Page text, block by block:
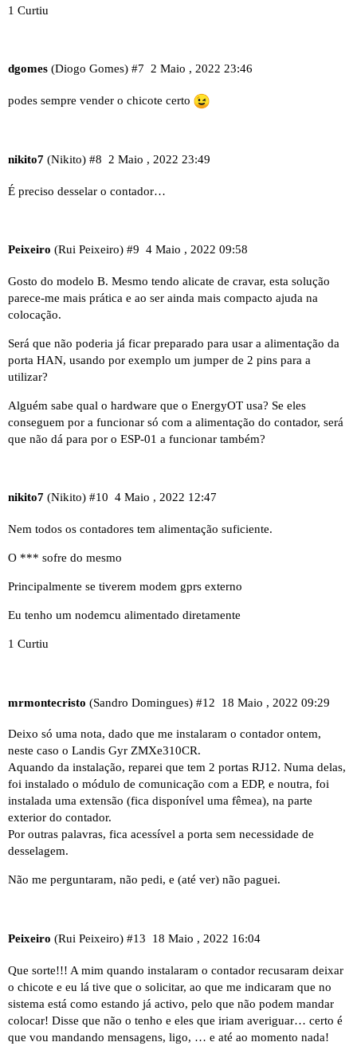
1 Curtiu
dgomes (Diogo Gomes) 2 Maio , 2022 23:46
#7
podes sempre vender o chicote certo
nikito7 (Nikito) 2 Maio , 2022 23:49
#8
É preciso desselar o contador…
Peixeiro (Rui Peixeiro) 4 Maio , 2022 09:58
#9
Gosto do modelo B. Mesmo tendo alicate de cravar, esta solução
parece-me mais prática e ao ser ainda mais compacto ajuda na
colocação.
Será que não poderia já ficar preparado para usar a alimentação da
porta HAN, usando por exemplo um jumper de 2 pins para a
utilizar?
Alguém sabe qual o hardware que o EnergyOT usa? Se eles
conseguem por a funcionar só com a alimentação do contador, será
que não dá para por o ESP-01 a funcionar também?
nikito7 (Nikito) 4 Maio , 2022 12:47
#10
Nem todos os contadores tem alimentação suficiente.
O *** sofre do mesmo
Principalmente se tiverem modem gprs externo
Eu tenho um nodemcu alimentado diretamente
1 Curtiu
mrmontecristo (Sandro Domingues) 18 Maio , 2022 09:29
#12
Deixo só uma nota, dado que me instalaram o contador ontem,
neste caso o Landis Gyr ZMXe310CR.
Aquando da instalação, reparei que tem 2 portas RJ12. Numa delas,
foi instalado o módulo de comunicação com a EDP, e noutra, foi
instalada uma extensão (fica disponível uma fêmea), na parte
exterior do contador.
Por outras palavras, fica acessível a porta sem necessidade de
desselagem.
Não me perguntaram, não pedi, e (até ver) não paguei.
Peixeiro (Rui Peixeiro) 18 Maio , 2022 16:04
#13
Que sorte!!! A mim quando instalaram o contador recusaram deixar
o chicote e eu lá tive que o solicitar, ao que me indicaram que no
sistema está como estando já activo, pelo que não podem mandar
colocar! Disse que não o tenho e eles que iriam averiguar… certo é
que vou mandando mensagens, ligo, … e até ao momento nada!